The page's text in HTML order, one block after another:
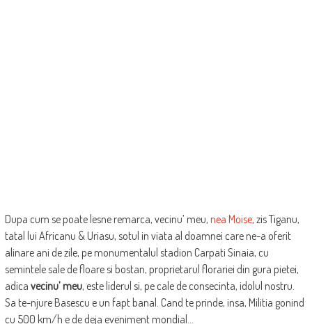
Dupa cum se poate lesne remarca, vecinu’ meu, nea Moise, zis Tiganu,
tatal lui Africanu & Uriasu, sotul in viata al doamnei care ne-a oferit
alinare ani de zile, pe monumentalul stadion Carpati Sinaia, cu
semintele sale de floare si bostan, proprietarul florariei din gura pietei,
adica vecinu’ meu, este liderul si, pe cale de consecinta, idolul nostru.
Sa te-njure Basescu e un fapt banal. Cand te prinde, insa, Militia gonind
cu 500 km/h e de deja eveniment mondial…